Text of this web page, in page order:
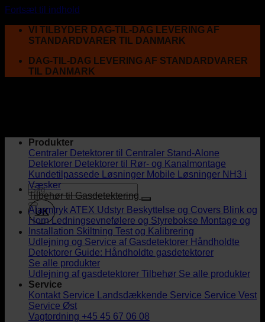
Fortsæt til indhold
VI TILBYDER DAG-TIL-DAG LEVERING AF
STANDARDVARER TIL DANMARK
DAG-TIL-DAG LEVERING AF STANDARDVARER
TIL DANMARK
UK
Produkter
Centraler Detektorer til Centraler Stand-Alone
Detektorer Detektorer til Rør- og Kanalmontage
Kundetilpassede Løsninger Mobile Løsninger NH3 i
Væsker
Tilbehør til Gasdetektering
AlarmtrykATEX Udstyr Beskyttelse og Covers Blink og
Horn Ledningsevnefølere og Styrebokse Montage og
Installation Skiltning Test og Kalibrering
Udlejning og Service af Gasdetektorer Håndholdte
Detektorer Guide: Håndholdte gasdetektorer
Se alle produkter
Udlejning af gasdetektorer Tilbehør Se alle produkter
Service
Kontakt Service
Landsdækkende Service Service Vest
Service Øst
Vagtordning +45 45 67 06 08